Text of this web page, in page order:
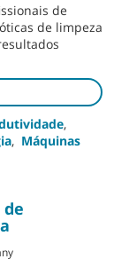
de
de limpeza
,
, Máquinas